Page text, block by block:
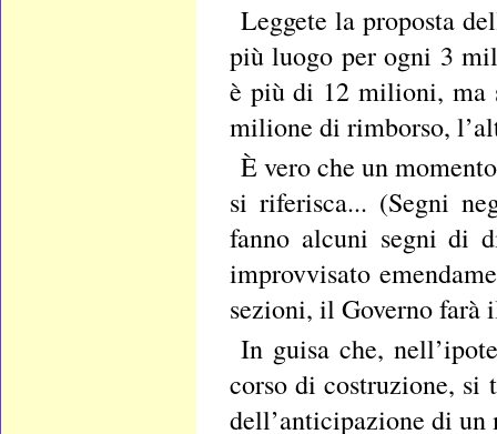
Leggete la proposta
più luogo per ogni 3
è più di 12 milioni, ma
milione di rimborso,
È vero che un
si riferisca... (Segni
fanno alcuni segni di
improvvisato
sezioni, il Governo
In guisa che,
corso di costruzione, si
dell’anticipazione di